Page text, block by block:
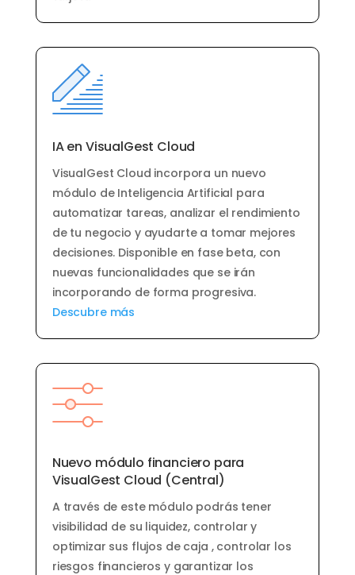
IA en VisualGest Cloud
VisualGest Cloud incorpora un nuevo
módulo de Inteligencia Artificial para
automatizar tareas, analizar el rendimiento
de tu negocio y ayudarte a tomar mejores
decisiones. Disponible en fase beta, con
nuevas funcionalidades que se irán
incorporando de forma progresiva.
Descubre más
Nuevo módulo financiero para
VisualGest Cloud (Central)
A través de este módulo podrás tener
visibilidad de su liquidez, controlar y
optimizar sus flujos de caja , controlar los
riesgos financieros y garantizar los